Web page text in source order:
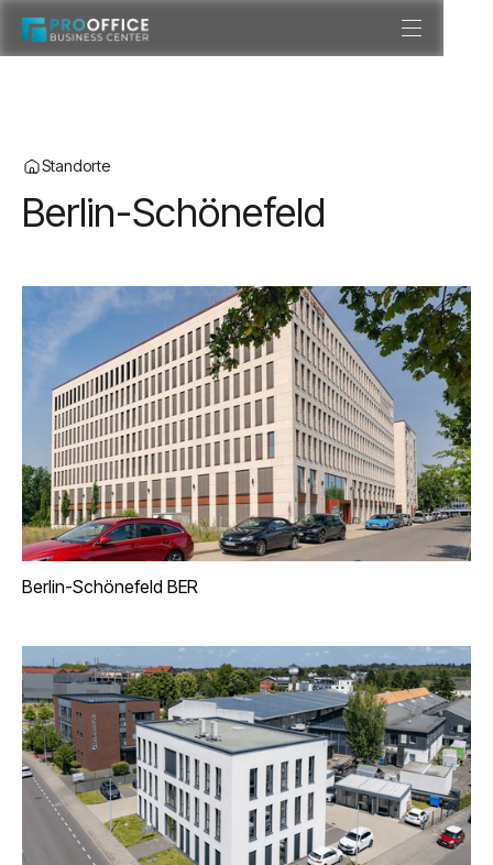
Standorte
Berlin-Schönefeld
Berlin-Schönefeld BER